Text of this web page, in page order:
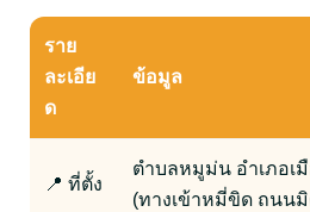
ราย
ละเอีย
ด
ข้อมูล
📍 ที่ตั้ง
ตำบลหมูม่น อำเภอเ
(ทางเข้าหมี่ขิด ถนน